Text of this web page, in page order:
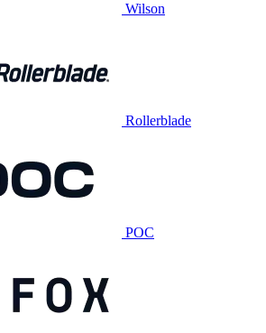
Wilson
Rollerblade
POC